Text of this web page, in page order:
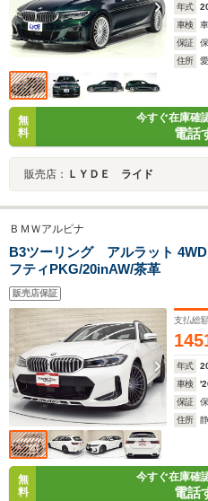
年式
車検
保証
住所
無
料
今すぐ在庫確
電話
販売店： ＬＹＤＥ ライド
ＢＭＷアルピナ
B3ツーリング アルラット
フティPKG/20inAW/茶革
販売店保証
支払総
年式
車検
保証
住所
無
料
今すぐ在庫確
電話